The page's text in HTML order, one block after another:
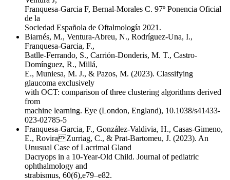
Franquesa-Garcia F, Bernal-Morales C. 97º Ponencia Oficial
de la
Sociedad Española de Oftalmología 2021.
Biarnés, M., Ventura-Abreu, N., Rodríguez-Una, I.,
Franquesa-Garcia, F.,
Batlle-Ferrando, S., Carrión-Donderis, M. T., Castro-
Domínguez, R., Millá,
E., Muniesa, M. J., & Pazos, M. (2023). Classifying
glaucoma exclusively
with OCT: comparison of three clustering algorithms derived
from
machine learning. Eye (London, England), 10.1038/s41433-
023-02785-5
Franquesa-Garcia, F., González-Valdivia, H., Casas-Gimeno,
E., RoviraZurriag, C., & Prat-Bartomeu, J. (2023). An
Unusual Case of Lacrimal Gland
Dacryops in a 10-Year-Old Child. Journal of pediatric
ophthalmology and
strabismus, 60(6),e79–e82.